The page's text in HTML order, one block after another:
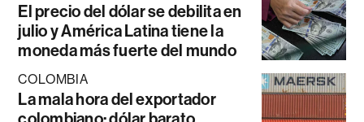
El precio del dólar se debilita en
julio y América Latina tiene la
moneda más fuerte del mundo
COLOMBIA
La mala hora del exportador